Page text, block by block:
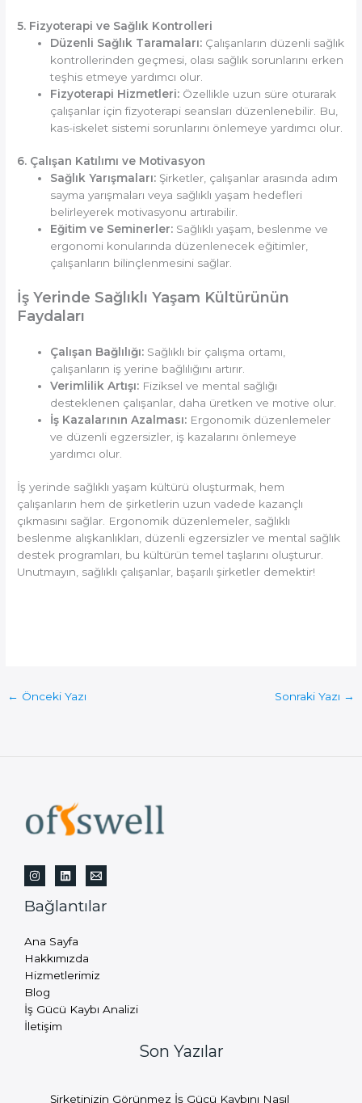
5. Fizyoterapi ve Sağlık Kontrolleri
Düzenli Sağlık Taramaları: Çalışanların düzenli sağlık
kontrollerinden geçmesi, olası sağlık sorunlarını erken
teşhis etmeye yardımcı olur.
Fizyoterapi Hizmetleri: Özellikle uzun süre oturarak
çalışanlar için fizyoterapi seansları düzenlenebilir. Bu,
kas-iskelet sistemi sorunlarını önlemeye yardımcı olur.
6. Çalışan Katılımı ve Motivasyon
Sağlık Yarışmaları: Şirketler, çalışanlar arasında adım
sayma yarışmaları veya sağlıklı yaşam hedefleri
belirleyerek motivasyonu artırabilir.
Eğitim ve Seminerler: Sağlıklı yaşam, beslenme ve
ergonomi konularında düzenlenecek eğitimler,
çalışanların bilinçlenmesini sağlar.
İş Yerinde Sağlıklı Yaşam Kültürünün
Faydaları
Çalışan Bağlılığı: Sağlıklı bir çalışma ortamı,
çalışanların iş yerine bağlılığını artırır.
Verimlilik Artışı: Fiziksel ve mental sağlığı
desteklenen çalışanlar, daha üretken ve motive olur.
İş Kazalarının Azalması: Ergonomik düzenlemeler
ve düzenli egzersizler, iş kazalarını önlemeye
yardımcı olur.
İş yerinde sağlıklı yaşam kültürü oluşturmak, hem
çalışanların hem de şirketlerin uzun vadede kazançlı
çıkmasını sağlar. Ergonomik düzenlemeler, sağlıklı
beslenme alışkanlıkları, düzenli egzersizler ve mental sağlık
destek programları, bu kültürün temel taşlarını oluşturur.
Unutmayın, sağlıklı çalışanlar, başarılı şirketler demektir!
← Önceki Yazı Sonraki Yazı →
Bağlantılar
Ana Sayfa
Hakkımızda
Hizmetlerimiz
Blog
İş Gücü Kaybı Analizi
İletişim
Son Yazılar
Şirketinizin Görünmez İş Gücü Kaybını Nasıl